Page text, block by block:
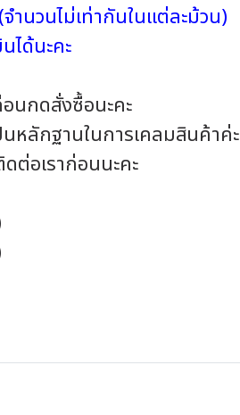
นวนไม่เท่ากันในแต่ละม้วน)
ด้นะคะ
นกดสั่งซื้อนะคะ
หลักฐานในการเคลมสินค้าค่ะ
อเราก่อนนะคะ